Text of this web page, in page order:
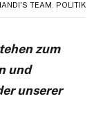
TEAM POLITIK
zum
und
unserer